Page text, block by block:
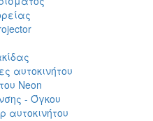
αυτοκινήτου
Neon
- Όγκου